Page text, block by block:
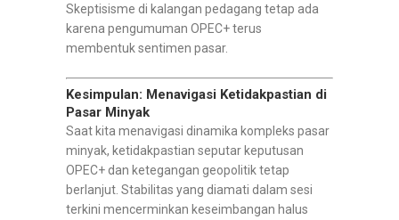
Skeptisisme di kalangan pedagang tetap ada
karena pengumuman OPEC+ terus
membentuk sentimen pasar.
Kesimpulan: Menavigasi Ketidakpastian di
Pasar Minyak
Saat kita menavigasi dinamika kompleks pasar
minyak, ketidakpastian seputar keputusan
OPEC+ dan ketegangan geopolitik tetap
berlanjut. Stabilitas yang diamati dalam sesi
terkini mencerminkan keseimbangan halus